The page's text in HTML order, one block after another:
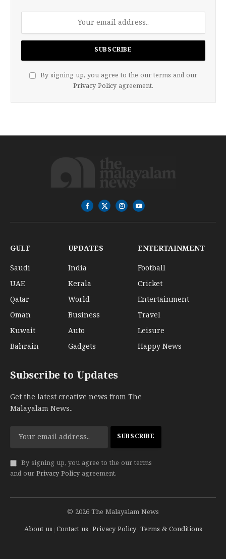
By signing up, you agree to the our terms and our
Privacy Policy agreement.
Facebook
X
(Twitter)
InstagramYouTube
GULF
Saudi
UAE
Qatar
Oman
Kuwait
Bahrain
UPDATES
India
Kerala
World
Business
Auto
Gadgets
ENTERTAINMENT
Football
Cricket
Entertainment
Travel
Leisure
Happy News
Subscribe to Updates
Get the latest creative news from The
Malayalam News..
By signing up, you agree to the our terms
and our Privacy Policy agreement.
© 2026 The Malayalam News
About us Contact us Privacy Policy Terms & Conditions